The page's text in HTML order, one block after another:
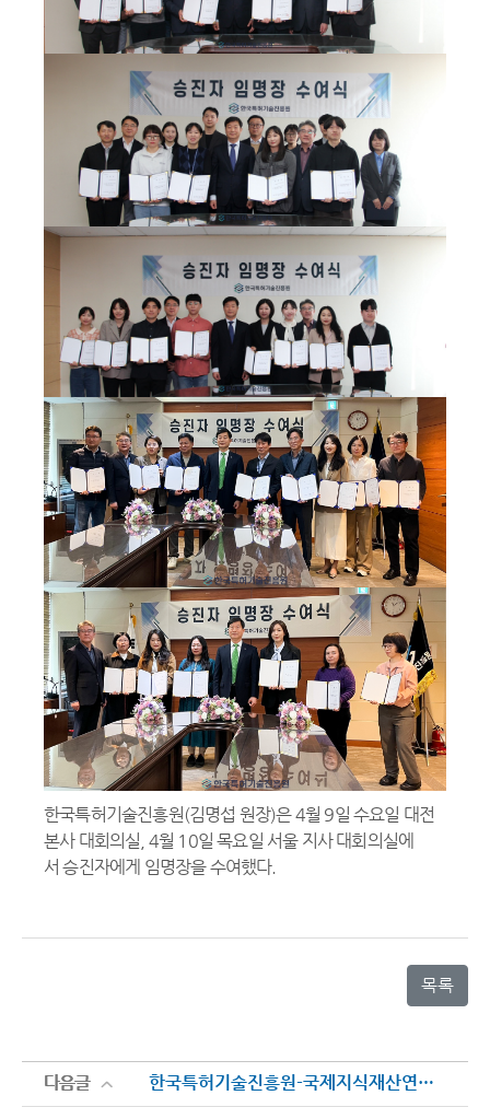
한국특허기술진흥원(김명섭 원장)은 4월 9일 수요일 대전
본사 대회의실, 4월 10일 목요일 서울 지사 대회의실에
서 승진자에게 임명장을 수여했다.
목록
다음글 한국특허기술진흥원-국제지식재산연수원, 업무협력 간담회 개최
다음글